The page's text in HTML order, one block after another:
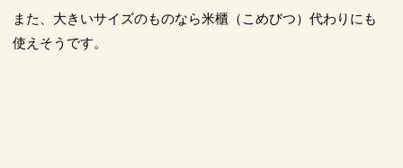
また、大きいサイズのものなら米櫃（こめびつ）代わりにも
使えそうです。